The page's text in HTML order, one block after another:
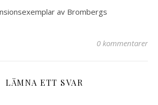
av Brombergs
0 kommentarer
LÄMNA ETT SVAR